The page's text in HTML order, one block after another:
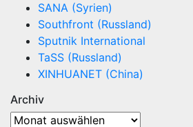
SANA (Syrien)
Southfront (Russland)
Sputnik International
TaSS (Russland)
XINHUANET (China)
Archiv
Archiv